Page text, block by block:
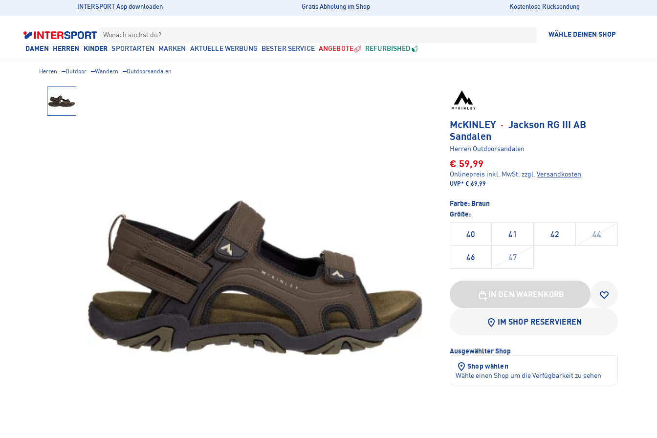
INTERSPORT App downloaden Gratis Abholung im Shop Kostenlose Rücksendung
Wonach suchst du? WÄHLE DEINEN SHOP
DAMEN HERREN KINDER SPORTARTEN MARKEN AKTUELLE WERBUNG BESTER SERVICE ANGEBOTE REFURBISHED
Herren Outdoor Wandern Outdoorsandalen
McKINLEY · Jackson RG III AB
Sandalen
Herren Outdoorsandalen
€ 59,99
Onlinepreis inkl. MwSt. zzgl. Versandkosten
UVP* € 69,99
Farbe: Braun
Größe:
40 41 42 44
46 47
IN DEN WARENKORB
IM SHOP RESERVIEREN
Ausgewählter Shop
Shop wählen
Wähle einen Shop um die Verfügbarkeit zu sehen